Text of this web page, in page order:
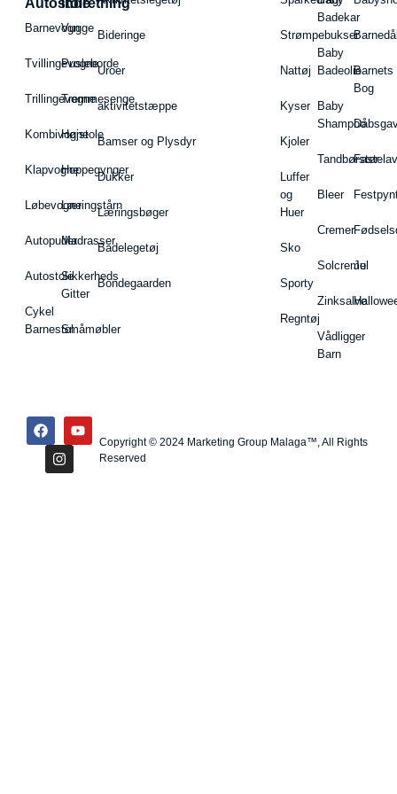
Barnevogn
Tvillingevogne
Trillingevogne
Kombivogne
Klapvogne
Løbevogne
Autopuder
Autostole
Cykel
Barnestol
Vugge
Pusleborde
Tremmesenge
Højstole
Hoppegynger
Læringstårn
Madrasser
Sikkerheds
Gitter
Småmøbler
Bideringe
Uroer
aktivitetstæppe
Bamser og Plysdyr
Dukker
Læringsbøger
Badelegetøj
Bondegaarden
Strømpebukser
Nattøj
Kyser
Kjoler
Luffer
og
Huer
Sko
Sporty
Regntøj
Badekar
Baby
Badeolie
Baby
Shampoo
Tandbørster
Bleer
Cremer
Solcreme
Zinksalve
Vådligger
Barn
Barnets
Bog
Jul
Copyright © 2024 Marketing Group Malaga™, All Rights
Reserved